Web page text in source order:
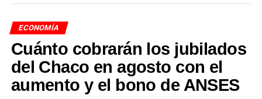
productos textiles
dólares. El informe señala además un cambio en la
composición de las importaciones: crecieron las de
bienes finales — confecciones y prendas ya terminadas
— mientras cayeron las de insumos básicos como
hilados y tejidos. Eso significa que la cadena de valor
ECONOMÍA
Cuánto cobrarán los jubilados
del Chaco en agosto con el
aumento y el bono de ANSES